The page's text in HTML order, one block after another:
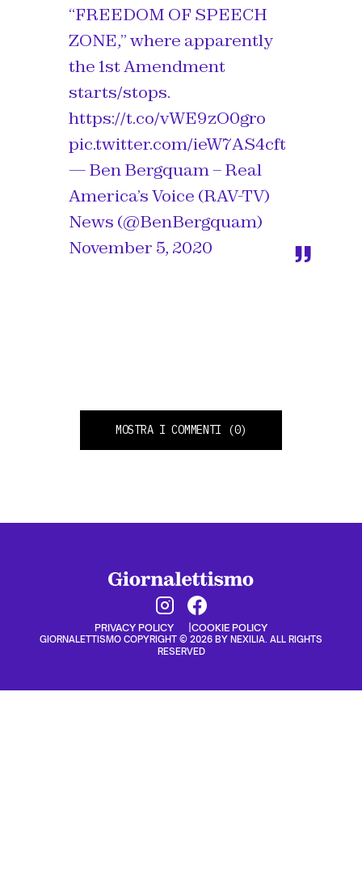
“FREEDOM OF SPEECH
ZONE,” where apparently
the 1st Amendment
starts/stops.
https://t.co/vWE9zO0gro
pic.twitter.com/ieW7AS4cft
— Ben Bergquam – Real
America’s Voice (RAV-TV)
News (@BenBergquam)
November 5, 2020
MOSTRA I COMMENTI (0)
PRIVACY POLICY COOKIE POLICY
GIORNALETTISMO COPYRIGHT © 2026 BY NEXILIA. ALL RIGHTS
RESERVED